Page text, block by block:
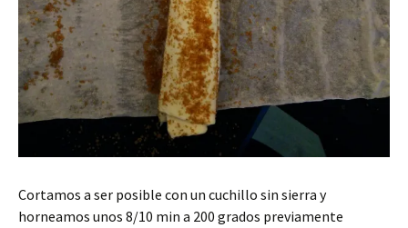
Cortamos a ser posible con un cuchillo sin sierra y
horneamos unos 8/10 min a 200 grados previamente